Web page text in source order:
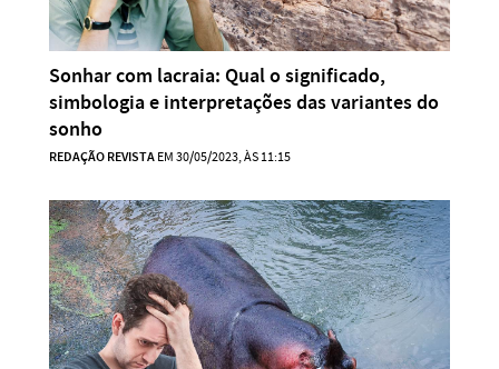
Sonhar com lacraia: Qual o significado,
simbologia e interpretações das variantes do
sonho
REDAÇÃO REVISTAEM 30/05/2023, ÀS 11:15